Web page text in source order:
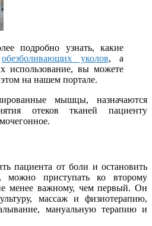
подробно узнать, какие
обезболивающих уколов, а
использование, вы можете
на нашем портале.
мышцы, назначаются
отеков тканей пациенту
пациента от боли и остановить
можно приступать ко второму
менее важному, чем первый. Он
массаж и физиотерапию,
мануальную терапию и